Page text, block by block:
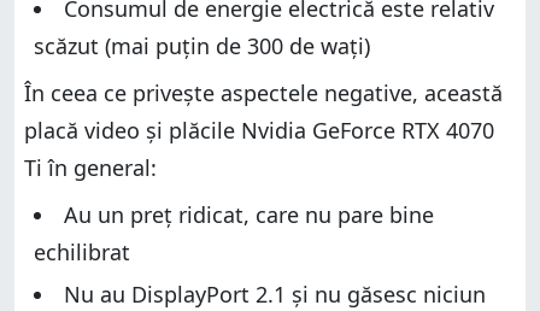
Consumul de energie electrică este relativ
scăzut (mai puțin de 300 de wați)
În ceea ce privește aspectele negative, această
placă video și plăcile Nvidia GeForce RTX 4070
Ti în general:
Au un preț ridicat, care nu pare bine
echilibrat
Nu au DisplayPort 2.1 și nu găsesc niciun